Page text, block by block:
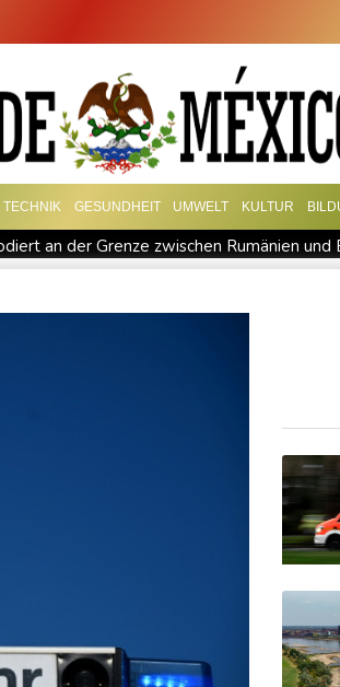
TECHNIK GESUNDHEIT UMWELT KULTUR
an der Grenze zwischen Rumänien und
über Bundeswehrstandort in Nordrhein-